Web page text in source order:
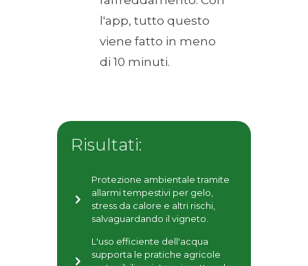
l'app, tutto questo
viene fatto in meno
di 10 minuti.
Risultati:
Protezione ambientale tramite
allarmi tempestivi per gelo,
stress da calore e altri rischi,
salvaguardando il vigneto.
L'uso efficiente dell'acqua
supporta le pratiche agricole